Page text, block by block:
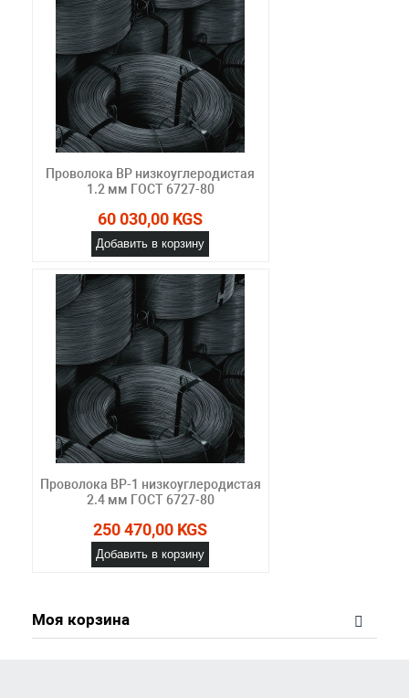
Проволока ВР низкоуглеродистая
1.2 мм ГОСТ 6727-80
60 030,00 KGS
Добавить в корзину
Проволока ВР-1 низкоуглеродистая
2.4 мм ГОСТ 6727-80
250 470,00 KGS
Добавить в корзину
Моя корзина